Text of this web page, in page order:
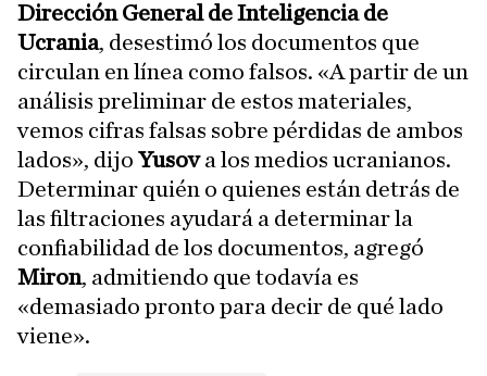
Dirección General de Inteligencia de
Ucrania, desestimó los documentos que
circulan en línea como falsos. «A partir de un
análisis preliminar de estos materiales,
vemos cifras falsas sobre pérdidas de ambos
lados», dijo Yusova los medios ucranianos.
Determinar quién o quienes están detrás de
las filtraciones ayudará a determinar la
confiabilidad de los documentos, agregó
Miron, admitiendo que todavía es
«demasiado pronto para decir de qué lado
viene».